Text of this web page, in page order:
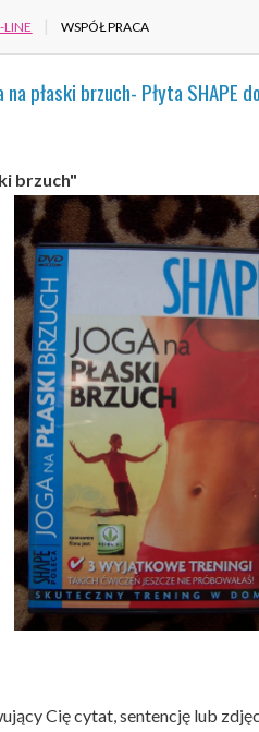
WSPÓŁPRACA
na płaski brzuch- Płyta SHAPE
brzuch"
Cię cytat, sentencję lub